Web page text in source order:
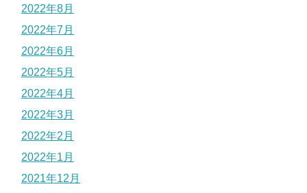
2022年8月
2022年7月
2022年6月
2022年5月
2022年4月
2022年3月
2022年2月
2022年1月
2021年12月